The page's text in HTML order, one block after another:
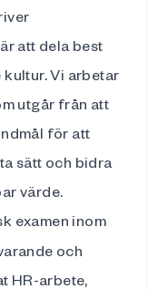
att dela best
Vi arbetar
utgår från att
för att
sätt och bidra
värde.
examen inom
och
HR-arbete,